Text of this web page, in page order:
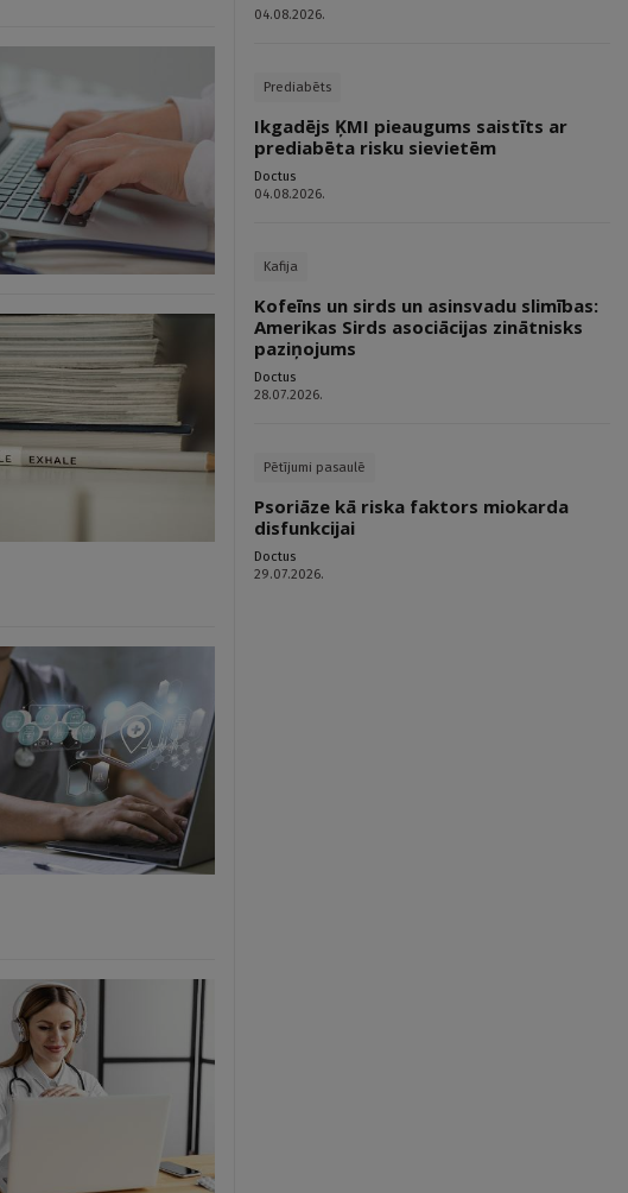
04.08.2026.
Prediabēts
Ikgadējs ĶMI pieaugums saistīts ar
prediabēta risku sievietēm
Doctus
04.08.2026.
Kafija
Kofeīns un sirds un asinsvadu slimības:
Amerikas Sirds asociācijas zinātnisks
paziņojums
Doctus
28.07.2026.
Pētījumi pasaulē
Psoriāze kā riska faktors miokarda
disfunkcijai
Doctus
29.07.2026.